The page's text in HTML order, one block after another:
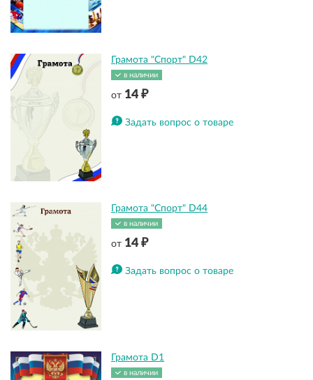
Грамота "Спорт" D42
в наличии
от14 ₽
Задать вопрос о товаре
Грамота "Спорт" D44
в наличии
от14 ₽
Задать вопрос о товаре
Грамота D1
в наличии